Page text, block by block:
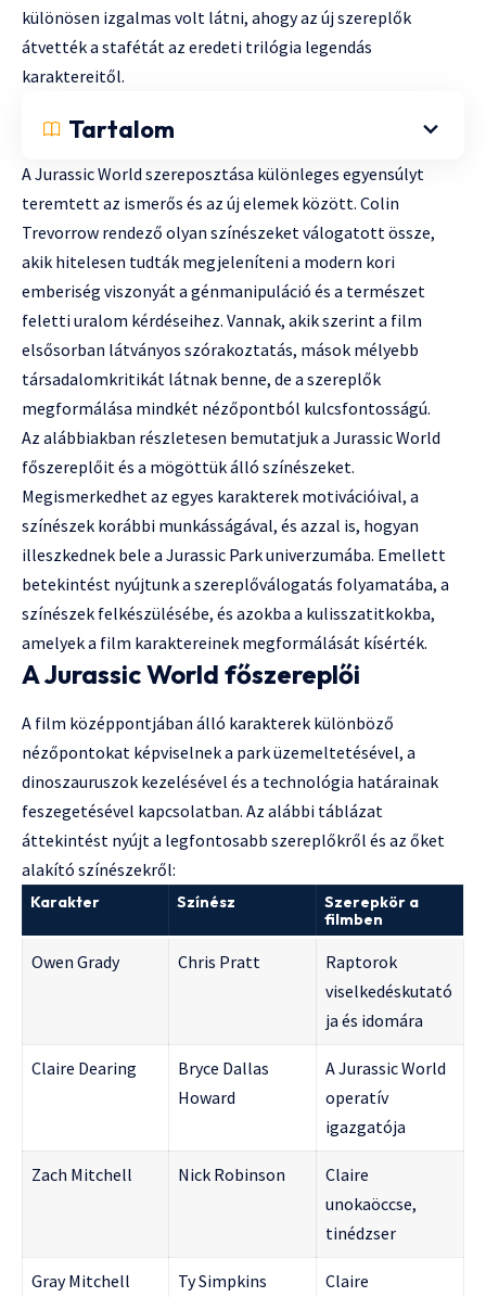
különösen izgalmas volt látni, ahogy az új szereplők
átvették a stafétát az eredeti trilógia legendás
karaktereitől.
Tartalom
A Jurassic World szereposztása különleges egyensúlyt
teremtett az ismerős és az új elemek között. Colin
Trevorrow rendező olyan színészeket válogatott össze,
akik hitelesen tudták megjeleníteni a modern kori
emberiség viszonyát a génmanipuláció és a természet
feletti uralom kérdéseihez. Vannak, akik szerint a film
elsősorban látványos szórakoztatás, mások mélyebb
társadalomkritikát látnak benne, de a szereplők
megformálása mindkét nézőpontból kulcsfontosságú.
Az alábbiakban részletesen bemutatjuk a Jurassic World
főszereplőit és a mögöttük álló színészeket.
Megismerkedhet az egyes karakterek motivációival, a
színészek korábbi munkásságával, és azzal is, hogyan
illeszkednek bele a Jurassic Park univerzumába. Emellett
betekintést nyújtunk a szereplőválogatás folyamatába, a
színészek felkészülésébe, és azokba a kulisszatitkokba,
amelyek a film karaktereinek megformálását kísérték.
A Jurassic World főszereplői
A film középpontjában álló karakterek különböző
nézőpontokat képviselnek a park üzemeltetésével, a
dinoszauruszok kezelésével és a technológia határainak
feszegetésével kapcsolatban. Az alábbi táblázat
áttekintést nyújt a legfontosabb szereplőkről és az őket
alakító színészekről:
Karakter Színész
Szerepkör a
filmben
Owen Grady Chris Pratt
Raptorok
viselkedéskutató
ja és idomára
Claire Dearing
Bryce Dallas
Howard
A Jurassic World
operatív
igazgatója
Zach Mitchell Nick Robinson
Claire
unokaöccse,
tinédzser
Gray Mitchell Ty Simpkins
Claire